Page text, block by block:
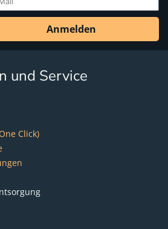
Anmelden
und Service
Click)